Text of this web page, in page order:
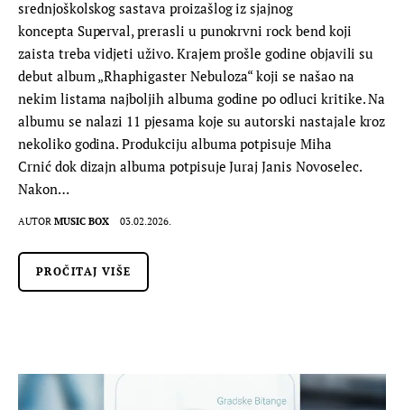
srednjoškolskog sastava proizašlog iz sjajnog
koncepta Superval, prerasli u punokrvni rock bend koji
zaista treba vidjeti uživo. Krajem prošle godine objavili su
debut album „Rhaphigaster Nebuloza“ koji se našao na
nekim listama najboljih albuma godine po odluci kritike. Na
albumu se nalazi 11 pjesama koje su autorski nastajale kroz
nekoliko godina. Produkciju albuma potpisuje Miha
Crnić dok dizajn albuma potpisuje Juraj Janis Novoselec.
Nakon…
AUTOR MUSIC BOX 03.02.2026.
PROČITAJ VIŠE